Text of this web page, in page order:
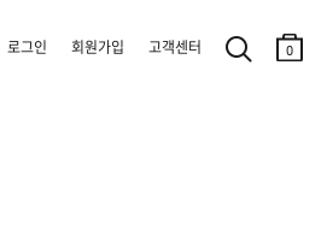
로그인 회원가입 고객센터 0